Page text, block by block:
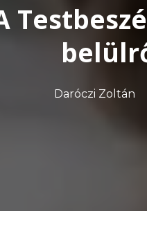
Daróczi Zoltán